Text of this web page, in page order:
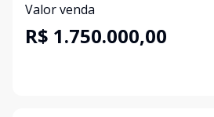
Valor venda
R$ 1.750.000,00